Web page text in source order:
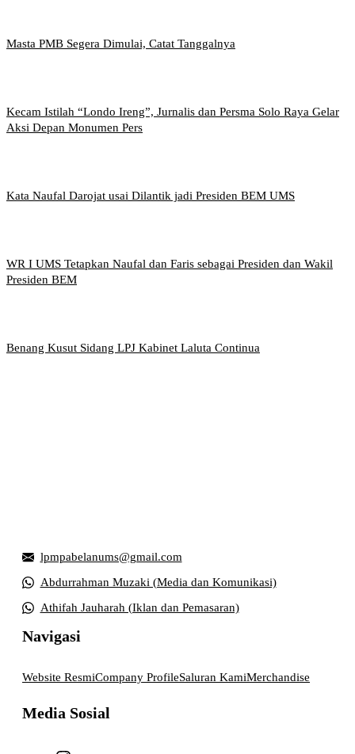
Masta PMB Segera Dimulai, Catat Tanggalnya
Kecam Istilah “Londo Ireng”, Jurnalis dan Persma Solo Raya Gelar
Aksi Depan Monumen Pers
Kata Naufal Darojat usai Dilantik jadi Presiden BEM UMS
WR I UMS Tetapkan Naufal dan Faris sebagai Presiden dan Wakil
Presiden BEM
Benang Kusut Sidang LPJ Kabinet Laluta Continua
lpmpabelanums@gmail.com
Abdurrahman Muzaki (Media dan Komunikasi)
Athifah Jauharah (Iklan dan Pemasaran)
Navigasi
Website ResmiCompany ProfileSaluran KamiMerchandise
Media Sosial